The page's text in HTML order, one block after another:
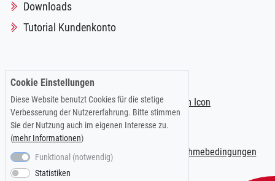
Downloads
Tutorial Kundenkonto
Impressum |Datenschutzerklärung Teilnahmebedingungen
Cookie Einstellungen
Diese Website benutzt Cookies für die stetige
Verbesserung der Nutzererfahrung. Bitte stimmen
Sie der Nutzung auch im eigenen Interesse zu.
(mehr Informationen)
Funktional (notwendig)
Statistiken